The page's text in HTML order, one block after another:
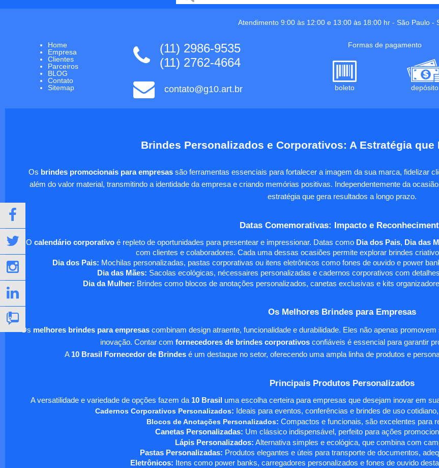
Atendimento 9:00 às 12:00 e 13:00 às 18:00 hr - São Paulo -
Home
Empresa
Clientes
Parceiros
BLOG
Contato
Sitemap
(11) 2986-9535
(11) 2762-4664
contato@g10.art.br
Formas de pagamento
boleto depósito
Brindes Personalizados e Corporativos: A Estratégia que
Os brindes promocionais para empresassão ferramentas essenciais para fortalecer a imagem da sua marca, fidelizar
além do valor material, transmitindo a identidade da empresa e criando memórias positivas. Independentemente da
estratégia que gera resultados a longo prazo.
Datas Comemorativas: Impacto e
O calendário corporativo é repleto de oportunidades para presentear e impressionar. Datas como Dia dos Pais, Dia das
com clientes e colaboradores. Cada uma dessas ocasiões permite explorar brindes
Dia dos Pais: Mochilas personalizadas, pastas corporativas ou itens eletrônicos como fones de ouvido e power
Dia das Mães: Sacolas ecológicas, nécessaires personalizadas e cadernos corporativos com
Dia da Mulher: Brindes como blocos de anotações personalizados, canetas exclusivas e kits
Os Melhores Brindes para Empresas
Os melhores brindes para empresascombinam design atraente, funcionalidade e durabilidade. Eles não apenas
inovação. Contar com fornecedores de brindes corporativos confiáveis é essencial para garantir
A 10 Brasil Fornecedor de Brindesé um destaque no setor, oferecendo uma ampla linha de produtos e
Principais Produtos Personalizados
A versatilidade e variedade de opções fazem da 10 Brasil uma escolha certeira para empresas que desejam inovar em
Cadernos Corporativos Personalizados: Ideais para eventos, conferências e brindes de uso
Blocos de Anotações Personalizados: Compactos e funcionais, são excelentes para
Canetas Personalizadas: Um clássico indispensável, perfeito para ações
Lápis Personalizados: Alternativa simples e ecológica, que combina com
Pastas Personalizadas: Produtos elegantes e úteis para transporte de documentos,
Eletrônicos: Itens como power banks, carregadores personalizados e fones de ouvido